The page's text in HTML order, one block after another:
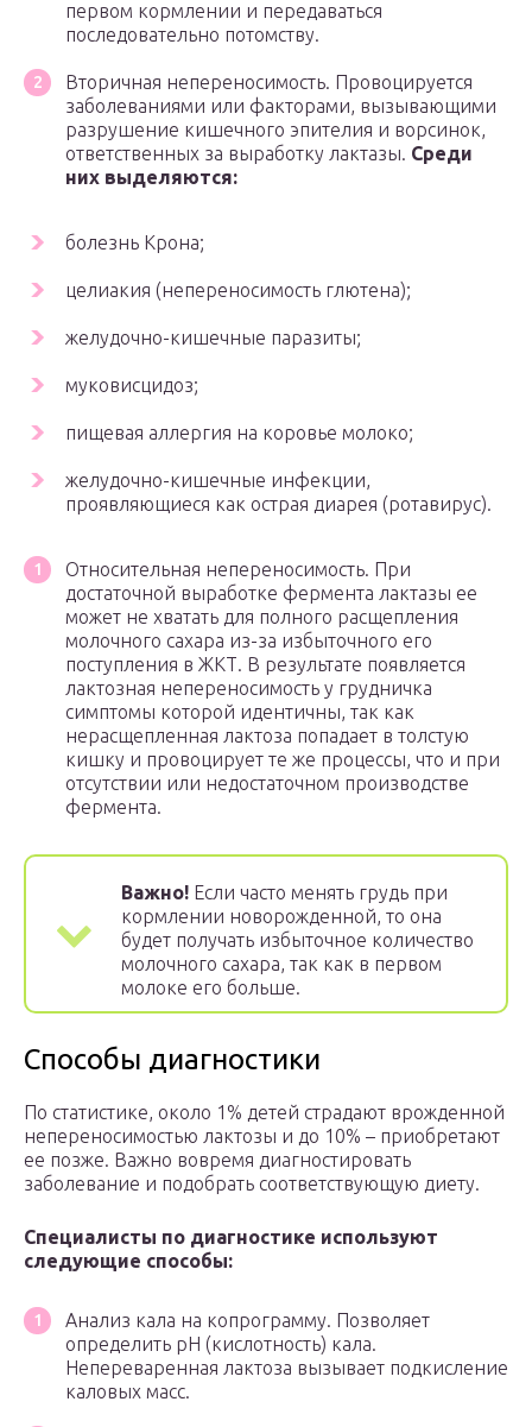
первом кормлении и передаваться
последовательно потомству.
Вторичная непереносимость. Провоцируется
заболеваниями или факторами, вызывающими
разрушение кишечного эпителия и ворсинок,
ответственных за выработку лактазы. Среди
них выделяются:
болезнь Крона;
целиакия (непереносимость глютена);
желудочно-кишечные паразиты;
муковисцидоз;
пищевая аллергия на коровье молоко;
желудочно-кишечные инфекции,
проявляющиеся как острая диарея (ротавирус).
Относительная непереносимость. При
достаточной выработке фермента лактазы ее
может не хватать для полного расщепления
молочного сахара из-за избыточного его
поступления в ЖКТ. В результате появляется
лактозная непереносимость у грудничка
симптомы которой идентичны, так как
нерасщепленная лактоза попадает в толстую
кишку и провоцирует те же процессы, что и при
отсутствии или недостаточном производстве
фермента.
Важно! Если часто менять грудь при
кормлении новорожденной, то она
будет получать избыточное количество
молочного сахара, так как в первом
молоке его больше.
Способы диагностики
По статистике, около 1% детей страдают врожденной
непереносимостью лактозы и до 10% – приобретают
ее позже. Важно вовремя диагностировать
заболевание и подобрать соответствующую диету.
Специалисты по диагностике используют
следующие способы:
Анализ кала на копрограмму. Позволяет
определить рН (кислотность) кала.
Непереваренная лактоза вызывает подкисление
каловых масс.